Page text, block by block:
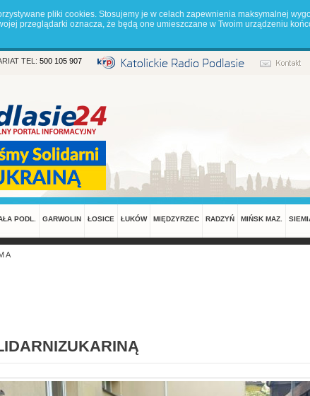
pliki cookies. Stosujemy je w celach zapewnienia maksymalnej
przeglądarki oznacza, że będą one umieszczane w Twoim urządzeniu
TEL: 500 105 907
PODL. GARWOLIN ŁOSICE ŁUKÓW MIĘDZYRZEC RADZYŃ MIŃSK MAZ.
A